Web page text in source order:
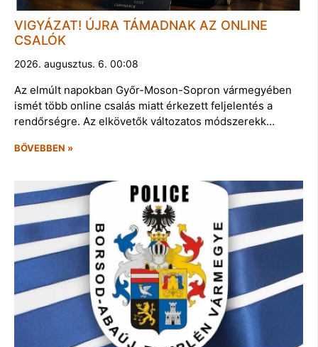
VIGYÁZAT! ÚJRA TÁMADNAK AZ ONLINE
CSALÓK
2026. augusztus. 6. 00:08
Az elmúlt napokban Győr-Moson-Sopron vármegyében
ismét több online csalás miatt érkezett feljelentés a
rendőrségre. Az elkövetők változatos módszerekk…
BŐVEBBEN »